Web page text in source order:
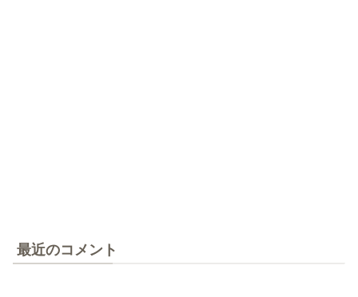
最近のコメント